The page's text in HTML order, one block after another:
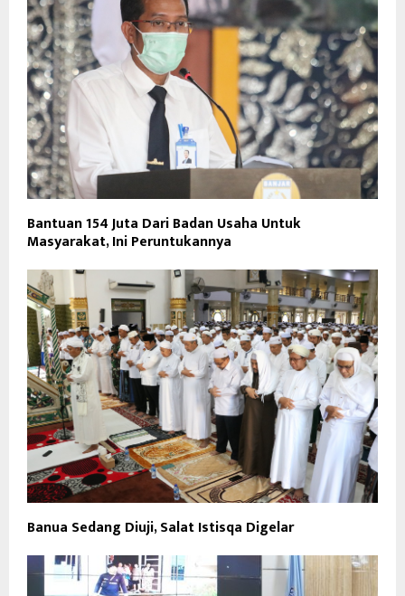
Bantuan 154 Juta Dari Badan Usaha Untuk
Masyarakat, Ini Peruntukannya
Banua Sedang Diuji, Salat Istisqa Digelar